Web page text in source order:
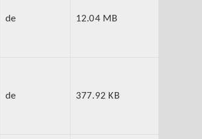
de 12.04 MB
de 377.92 KB